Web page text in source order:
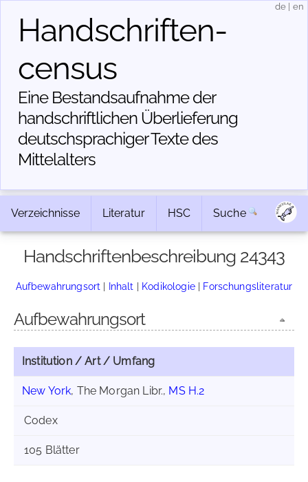
Handschriften­
census
Eine Bestandsaufnahme der
handschriftlichen Über­lieferung
deutschsprachiger Texte des
Mittelalters
de en
Verzeichnisse Literatur HSC Suche
Handschriftenbeschreibung 24343
Aufbewahrungsort | Inhalt | Kodikologie| Forschungsliteratur
Aufbewahrungsort
Institution / Art / Umfang
New York, The Morgan Libr., MS H.2
Codex
105 Blätter